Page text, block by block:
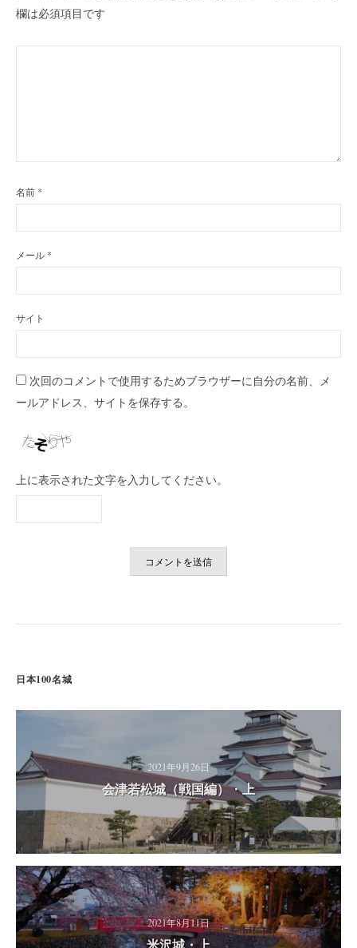
欄は必須項目です
名前 *
メール *
サイト
次回のコメントで使用するためブラウザーに自分の名前、メ
ールアドレス、サイトを保存する。
上に表示された文字を入力してください。
日本100名城
2021年9月26日
会津若松城（戦国編）・上
2021年8月11日